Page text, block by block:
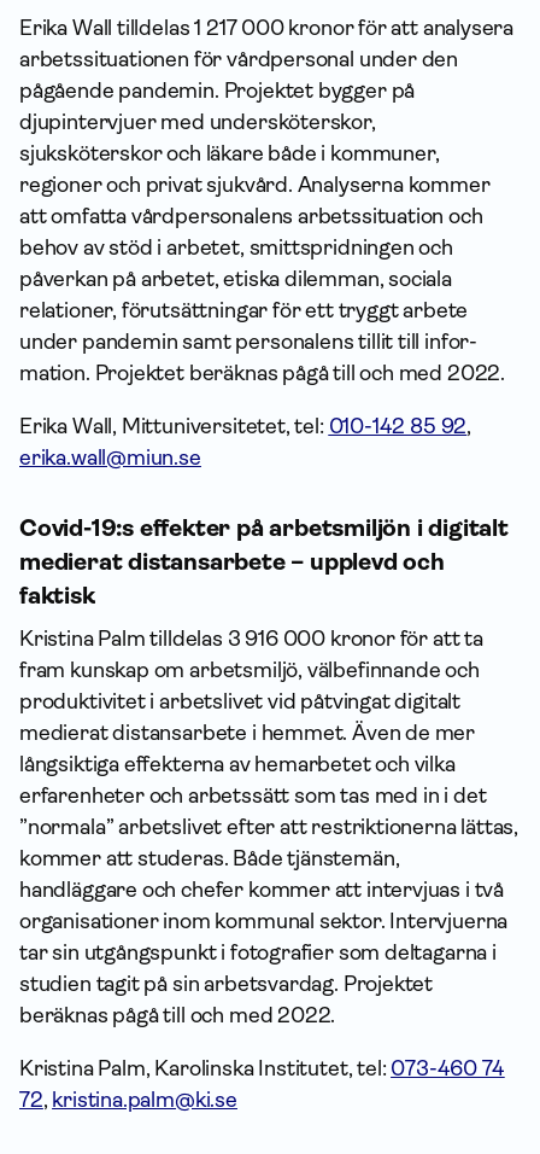
Erika Wall tilldelas 1 217 000 kronor för att analysera
arbetssituationen för vårdpersonal under den
pågående pandemin. Projektet bygger på
djupintervjuer med undersköterskor,
sjuksköterskor och läkare både i kommuner,
regioner och privat sjukvård. Analyserna kommer
att omfatta vårdpersonalens arbetssituation och
behov av stöd i arbetet, smittspridningen och
påverkan på arbetet, etiska dilemman, sociala
relationer, förutsättningar för ett tryggt arbete
under pandemin samt personalens tillit till infor­
mation. Projektet beräknas pågå till och med 2022.
Erika Wall, Mittuniversitetet, tel: 010-142 85 92,
erika.wall@miun.se
Covid-19:s effekter på arbetsmiljön i digitalt
medierat distansarbete – upplevd och
faktisk
Kristina Palm tilldelas 3 916 000 kronor för att ta
fram kunskap om arbetsmiljö, välbefinnande och
produktivitet i arbetslivet vid påtvingat digitalt
medierat distansarbete i hemmet. Även de mer
långsiktiga effekterna av hemarbetet och vilka
erfaren­heter och arbetssätt som tas med in i det
”normala” arbetslivet efter att restriktionerna lättas,
kommer att studeras. Både tjänstemän,
handläggare och chefer kommer att intervjuas i två
organisationer inom kommunal sektor. Intervjuerna
tar sin utgångspunkt i fotografier som deltagarna i
studien tagit på sin arbetsvardag. Projektet
beräknas pågå till och med 2022.
Kristina Palm, Karolinska Institutet, tel: 073-460 74
72, kristina.palm@ki.se